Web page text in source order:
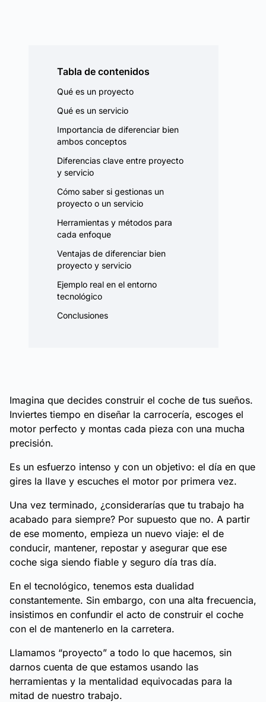
Tabla de contenidos
Qué es un proyecto
Qué es un servicio
Importancia de diferenciar bien
ambos conceptos
Diferencias clave entre proyecto
y servicio
Cómo saber si gestionas un
proyecto o un servicio
Herramientas y métodos para
cada enfoque
Ventajas de diferenciar bien
proyecto y servicio
Ejemplo real en el entorno
tecnológico
Conclusiones
Imagina que decides construir el coche de tus sueños.
Inviertes tiempo en diseñar la carrocería, escoges el
motor perfecto y montas cada pieza con una mucha
precisión.
Es un esfuerzo intenso y con un objetivo: el día en que
gires la llave y escuches el motor por primera vez.
Una vez terminado, ¿considerarías que tu trabajo ha
acabado para siempre? Por supuesto que no. A partir
de ese momento, empieza un nuevo viaje: el de
conducir, mantener, repostar y asegurar que ese
coche siga siendo fiable y seguro día tras día.
En el tecnológico, tenemos esta dualidad
constantemente. Sin embargo, con una alta frecuencia,
insistimos en confundir el acto de construir el coche
con el de mantenerlo en la carretera.
Llamamos “proyecto” a todo lo que hacemos, sin
darnos cuenta de que estamos usando las
herramientas y la mentalidad equivocadas para la
mitad de nuestro trabajo.